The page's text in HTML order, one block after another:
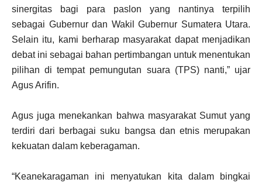
sinergitas bagi para paslon yang nantinya terpilih
sebagai Gubernur dan Wakil Gubernur Sumatera Utara.
Selain itu, kami berharap masyarakat dapat menjadikan
debat ini sebagai bahan pertimbangan untuk menentukan
pilihan di tempat pemungutan suara (TPS) nanti,” ujar
Agus Arifin.
Agus juga menekankan bahwa masyarakat Sumut yang
terdiri dari berbagai suku bangsa dan etnis merupakan
kekuatan dalam keberagaman.
“Keanekaragaman ini menyatukan kita dalam bingkai